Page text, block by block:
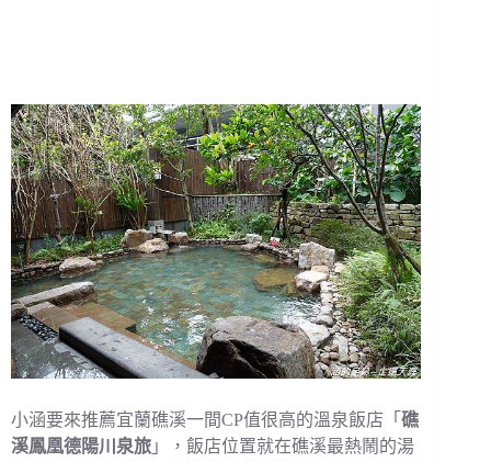
小涵要來推薦宜蘭礁溪一間CP值很高的溫泉飯店「 礁
溪鳳凰德陽川泉旅 」，飯店位置就在礁溪最熱鬧的湯